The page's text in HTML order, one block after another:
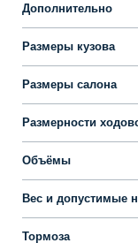
Дополнительно
Размеры кузова
Размеры салона
Размерности
Объёмы
Вес и допустимые
Тормоза